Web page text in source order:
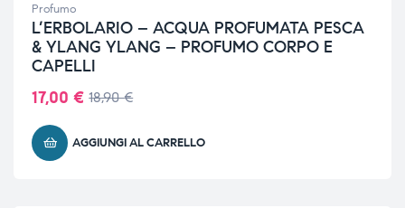
Profumo
L’ERBOLARIO – ACQUA PROFUMATA PESCA
& YLANG YLANG – PROFUMO CORPO E
CAPELLI
18,90€
17,00 €
AGGIUNGI AL CARRELLO